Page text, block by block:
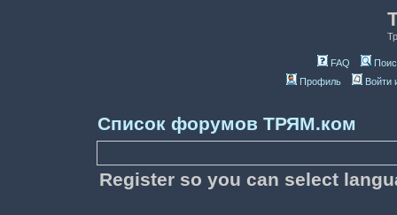
FAQ
Профиль
Войти
Список форумов ТРЯМ.ком
Register so you can select